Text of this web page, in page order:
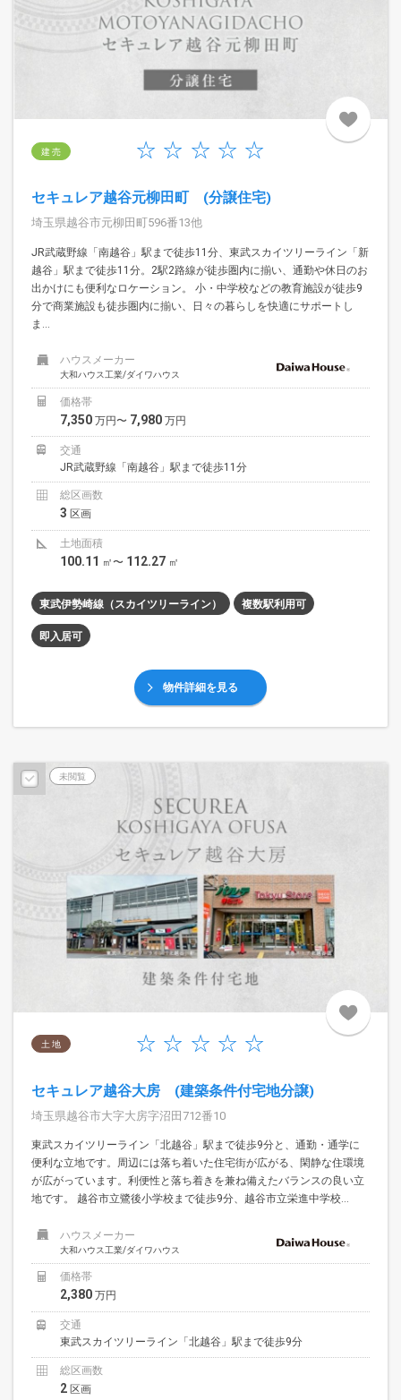
建 売
セキュレア越谷元柳田町 (分譲住宅)
埼玉県越谷市元柳田町596番13他
JR武蔵野線「南越谷」駅まで徒歩11分、東武スカイツリーライン「新
越谷」駅まで徒歩11分。2駅2路線が徒歩圏内に揃い、通勤や休日のお
出かけにも便利なロケーション。 小・中学校などの教育施設が徒歩9
分で商業施設も徒歩圏内に揃い、日々の暮らしを快適にサポートし
ま...
ハウスメーカー
大和ハウス工業/ダイワハウス
価格帯
7,350 万円〜 7,980 万円
交通
JR武蔵野線「南越谷」駅まで徒歩11分
総区画数
3 区画
土地面積
100.11 ㎡〜 112.27 ㎡
東武伊勢崎線（スカイツリーライン） 複数駅利用可
即入居可
物件詳細を見る
未閲覧
土 地
セキュレア越谷大房 (建築条件付宅地分譲)
埼玉県越谷市大字大房字沼田712番10
東武スカイツリーライン「北越谷」駅まで徒歩9分と、通勤・通学に
便利な立地です。周辺には落ち着いた住宅街が広がる、閑静な住環境
が広がっています。利便性と落ち着きを兼ね備えたバランスの良い立
地です。 越谷市立鷺後小学校まで徒歩9分、越谷市立栄進中学校...
ハウスメーカー
大和ハウス工業/ダイワハウス
価格帯
2,380 万円
交通
東武スカイツリーライン「北越谷」駅まで徒歩9分
総区画数
2 区画